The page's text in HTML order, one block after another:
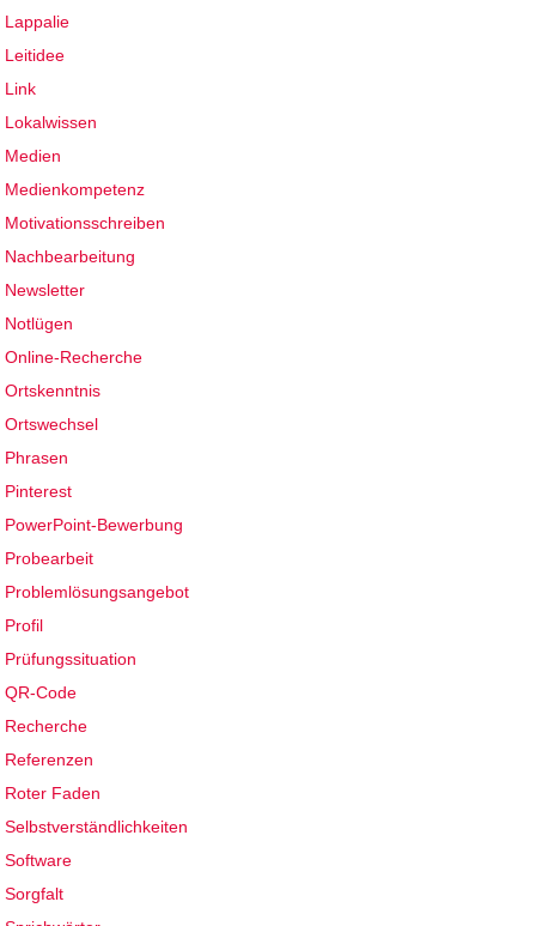
Lappalie
Leitidee
Link
Lokalwissen
Medien
Medienkompetenz
Motivationsschreiben
Nachbearbeitung
Newsletter
Notlügen
Online-Recherche
Ortskenntnis
Ortswechsel
Phrasen
Pinterest
PowerPoint-Bewerbung
Probearbeit
Problemlösungsangebot
Profil
Prüfungssituation
QR-Code
Recherche
Referenzen
Roter Faden
Selbstverständlichkeiten
Software
Sorgfalt